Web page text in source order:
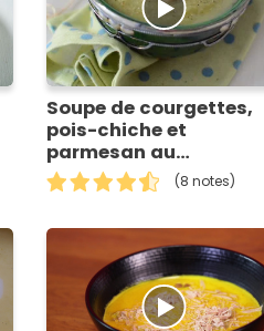
Soupe de courgettes,
pois-chiche et
parmesan au
Companion
(8 notes)